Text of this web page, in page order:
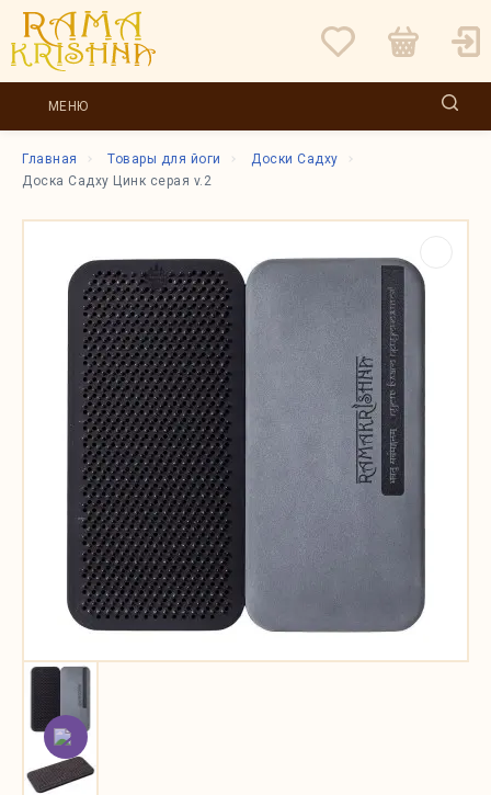
МЕНЮ
Главная Товары для йоги
Доски Садху
Доска Садху Цинк серая v.2